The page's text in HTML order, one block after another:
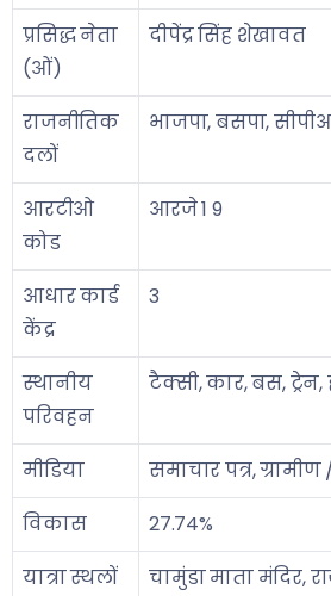
प्रसिद्ध नेता
(ओं)
दीपेंद्र सिंह शेखावत
राजनीतिक
दलों
भाजपा, बसपा,
आरटीओ
कोड
आरजे 1 9
आधार कार्ड
केंद्र
3
स्थानीय
परिवहन
टैक्सी, कार, बस, ट्रेन,
मीडिया
समाचार पत्र,
विकास
27.74%
यात्रा स्थलों
चामुंडा माता मंदिर,